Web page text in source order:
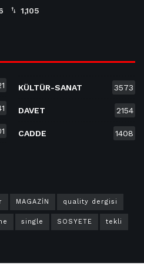
1,105
KÜLTÜR-SANAT 3573
DAVET 2154
CADDE 1408
MAGAZİN quality dergisi
single SOSYETE tekli